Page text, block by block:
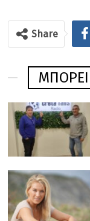
Share
ΜΠΟΡΕΊ